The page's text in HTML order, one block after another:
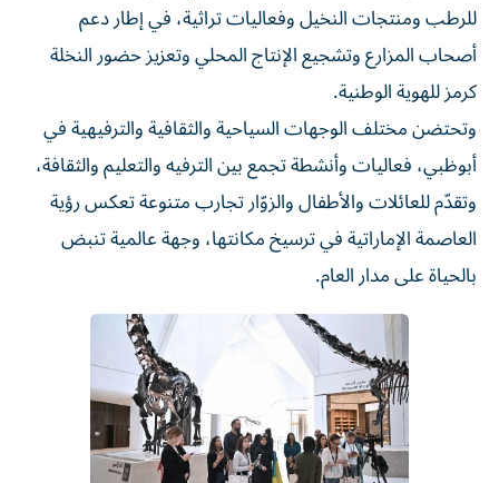
للرطب ومنتجات النخيل وفعاليات تراثية، في إطار دعم
أصحاب المزارع وتشجيع الإنتاج المحلي وتعزيز حضور النخلة
كرمز للهوية الوطنية.
وتحتضن مختلف الوجهات السياحية والثقافية والترفيهية في
أبوظبي، فعاليات وأنشطة تجمع بين الترفيه والتعليم والثقافة،
وتقدّم للعائلات والأطفال والزوّار تجارب متنوعة تعكس رؤية
العاصمة الإماراتية في ترسيخ مكانتها، وجهة عالمية تنبض
بالحياة على مدار العام.